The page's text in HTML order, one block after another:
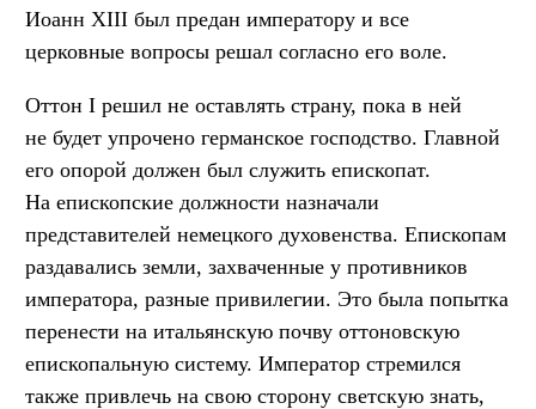
Иоанн XIII был предан императору и все
церковные вопросы решал согласно его воле.
Оттон I решил не оставлять страну, пока в ней
не будет упрочено германское господство. Главной
его опорой должен был служить епископат.
На епископские должности назначали
представителей немецкого духовенства. Епископам
раздавались земли, захваченные у противников
императора, разные привилегии. Это была попытка
перенести на итальянскую почву оттоновскую
епископальную систему. Император стремился
также привлечь на свою сторону светскую знать,